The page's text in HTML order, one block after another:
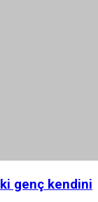
genç kendini